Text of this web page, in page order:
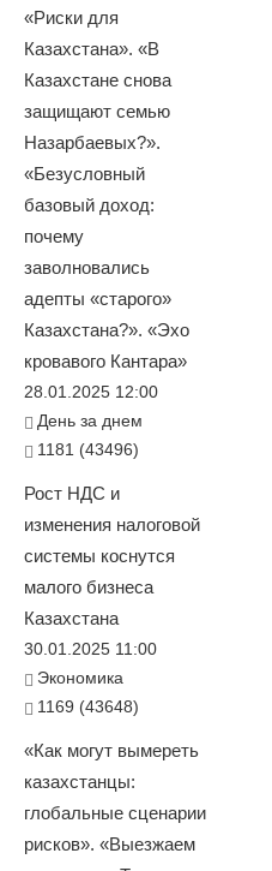
«Риски для
Казахстана». «В
Казахстане снова
защищают семью
Назарбаевых?».
«Безусловный
базовый доход:
почему
заволновались
адепты «старого»
Казахстана?». «Эхо
кровавого Кантара»
28.01.2025 12:00
День за днем
1181 (43496)
Рост НДС и
изменения налоговой
системы коснутся
малого бизнеса
Казахстана
30.01.2025 11:00
Экономика
1169 (43648)
«Как могут вымереть
казахстанцы:
глобальные сценарии
рисков». «Выезжаем